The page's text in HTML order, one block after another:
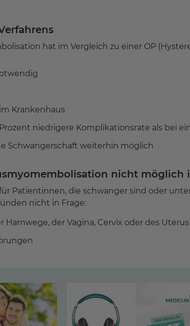
hat im Vergleich zu einer OP
Krankenhaus
niedrigere Komplikationsrate als bei
Schwangerschaft weiterhin möglich
nicht möglich
Patientinnen, die schwanger sind oder
nicht in Frage:
der Vagina, Cervix oder des